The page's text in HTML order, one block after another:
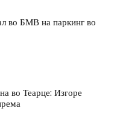
во БМВ на паркинг во
во Теарце: Изгоре